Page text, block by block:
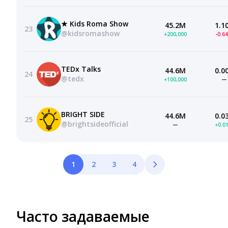
23
★ Kids Roma Show
@kidsromashow
45.2M
+200,000 -
24
TEDx Talks
@tedx
44.6M
+100,000 —
25
BRIGHT SIDE
@brightsideofficial
44.6M
—
1 2 3 4
Часто задаваемые